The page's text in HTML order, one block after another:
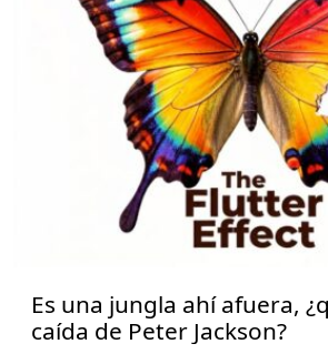
Es una jungla ahí afuera,
caída de Peter Jackson?